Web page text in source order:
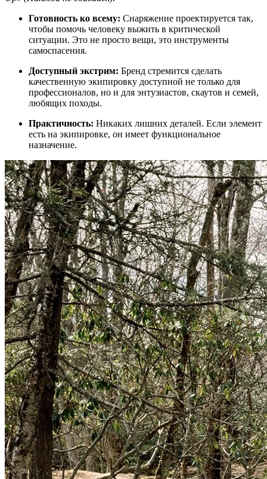
Готовность ко всему: Снаряжение проектируется так,
чтобы помочь человеку выжить в критической
ситуации. Это не просто вещи, это инструменты
самоспасения.
Доступный экстрим: Бренд стремится сделать
качественную экипировку доступной не только для
профессионалов, но и для энтузиастов, скаутов и семей,
любящих походы.
Практичность: Никаких лишних деталей. Если элемент
есть на экипировке, он имеет функциональное
назначение.